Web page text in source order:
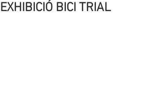
EXHIBICIÓ BICI TRIAL